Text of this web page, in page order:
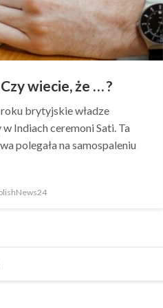
wiecie, że … ?
brytyjskie władze
Indiach ceremoni Sati. Ta
polegała na samospaleniu